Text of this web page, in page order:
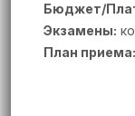
Бюджет/
Экзамены:
План приема: